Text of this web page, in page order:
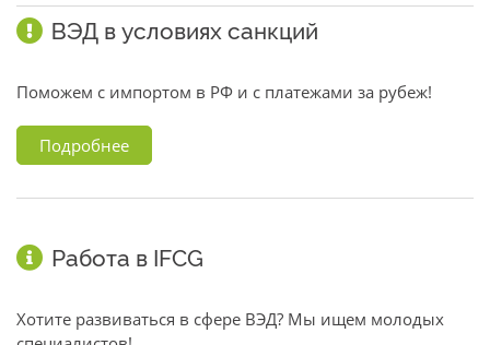
ВЭД в условиях санкций
Поможем с импортом в РФ и с платежами за рубеж!
Подробнее
Работа в IFCG
Хотите развиваться в сфере ВЭД? Мы ищем молодых